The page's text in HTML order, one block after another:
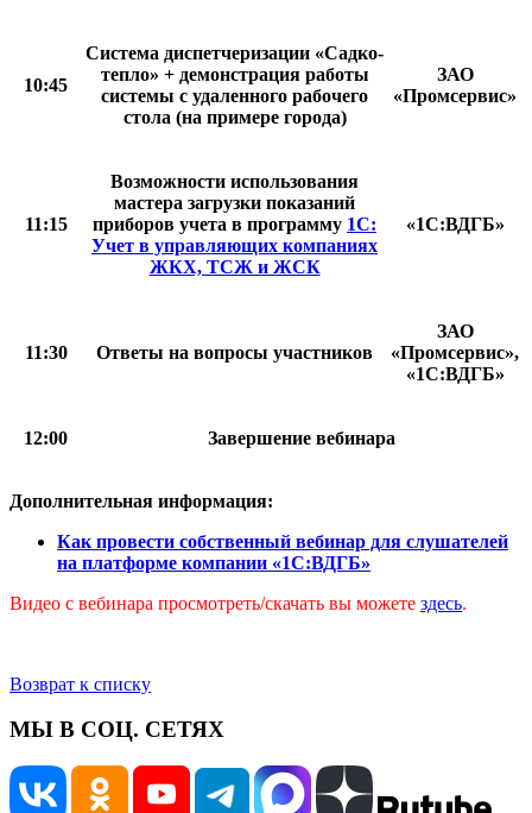
10:45
Система диспетчеризации «Садко-
тепло» + демонстрация работы
системы с удаленного рабочего
стола (на примере города)
ЗАО
«Промсервис»
11:15
Возможности использования
мастера загрузки показаний
приборов учета в программу 1С:
Учет в управляющих компаниях
ЖКХ, ТСЖ и ЖСК
«1С:ВДГБ»
11:30 Ответы на вопросы участников
ЗАО
«Промсервис»,
«1С:ВДГБ»
12:00 Завершение вебинара
Дополнительная информация:
Как провести собственный вебинар для слушателей
на платформе компании «1С:ВДГБ»
Видео с вебинара просмотреть/скачать вы можете здесь.
Возврат к списку
МЫ В СОЦ. СЕТЯХ